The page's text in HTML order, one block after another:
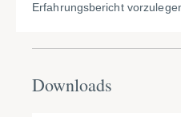
Erfahrungsbericht
Downloads